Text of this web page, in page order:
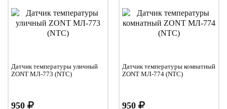
Датчик температуры уличный
ZONT МЛ-773 (NTC)
950
Датчик температуры комнатный
ZONT МЛ-774 (NTC)
950